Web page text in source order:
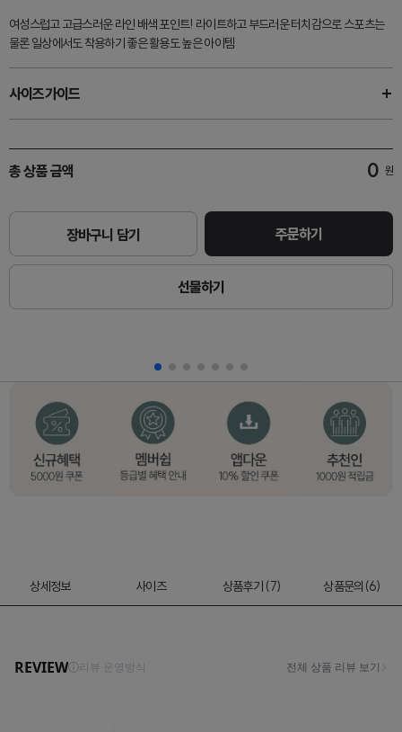
여성스럽고 고급스러운 라인 배색 포인트! 라이트하고 부드러운 터치감으로 스포츠는
물론 일상에서도 착용하기 좋은 활용도 높은 아이템
사이즈가이드
총 상품 금액 0 원
장바구니 담기 주문하기
선물하기
상세정보 사이즈 상품후기 (7) 상품문의(6)